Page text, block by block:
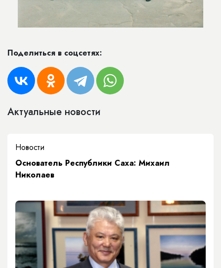
Поделиться в соцсетях:
Актуальные новости
Новости
Основатель Республики Саха: Михаил
Николаев